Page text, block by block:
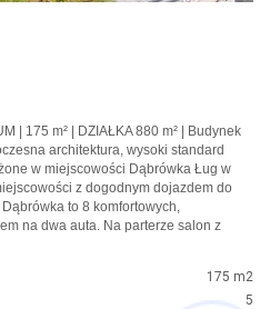
| 175 m² | DZIAŁKA 880 m² | Budynek
architektura, wysoki standard
w miejscowości Dąbrówka Ług w
z dogodnym dojazdem do
to 8 komfortowych,
na dwa auta. Na parterze salon z
175 m2
5